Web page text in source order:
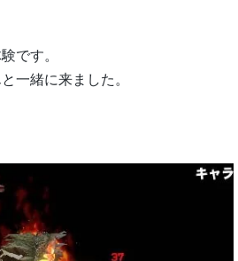
です。
一緒に来ました。